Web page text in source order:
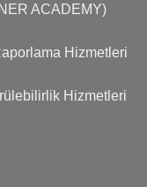
ACADEMY)
Hizmetleri
Hizmetleri